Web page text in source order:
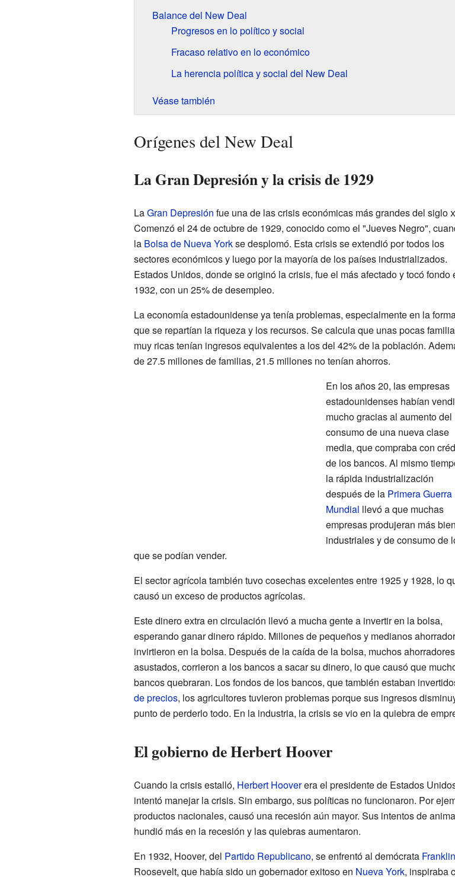
Balance del New Deal
Progresos en lo político y social
Fracaso relativo en lo económico
La herencia política y social del New Deal
Véase también
Orígenes del New Deal
La Gran Depresión y la crisis de 1929
LaGran Depresión fue una de las crisis económicas más grandes del siglo
Comenzó el 24 de octubre de 1929, conocido como el "Jueves Negro",
la Bolsa de Nueva Yorkse desplomó. Esta crisis se extendió por todos los
sectores económicos y luego por la mayoría de los países industrializados.
Estados Unidos, donde se originó la crisis, fue el más afectado y tocó fondo
1932, con un 25% de desempleo.
La economía estadounidense ya tenía problemas, especialmente en la
que se repartían la riqueza y los recursos. Se calcula que unas pocas
muy ricas tenían ingresos equivalentes a los del 42% de la población.
de 27.5 millones de familias, 21.5 millones no tenían ahorros.
En los años 20, las empresas
estadounidenses habían
mucho gracias al aumento del
consumo de una nueva clase
media, que compraba con
de los bancos. Al mismo
la rápida industrialización
después de la Primera Guerra
Mundial llevó a que muchas
empresas produjeran más
industriales y de consumo de
que se podían vender.
El sector agrícola también tuvo cosechas excelentes entre 1925 y 1928, lo
causó un exceso de productos agrícolas.
Este dinero extra en circulación llevó a mucha gente a invertir en la bolsa,
esperando ganar dinero rápido. Millones de pequeños y medianos
invirtieron en la bolsa. Después de la caída de la bolsa, muchos
asustados, corrieron a los bancos a sacar su dinero, lo que causó que
bancos quebraran. Los fondos de los bancos, que también estaban
de precios, los agricultores tuvieron problemas porque sus ingresos
punto de perderlo todo. En la industria, la crisis se vio en la quiebra de
El gobierno de Herbert Hoover
Cuando la crisis estalló, Herbert Hooverera el presidente de Estados
intentó manejar la crisis. Sin embargo, sus políticas no funcionaron. Por
productos nacionales, causó una recesión aún mayor. Sus intentos de
hundió más en la recesión y las quiebras aumentaron.
En 1932, Hoover, del Partido Republicano, se enfrentó al demócrata
Roosevelt, que había sido un gobernador exitoso en Nueva York, inspiraba